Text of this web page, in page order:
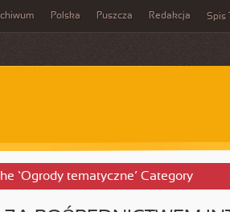
Polska Puszcza Redakcja Spis
‘Ogrody tematyczne’ Category